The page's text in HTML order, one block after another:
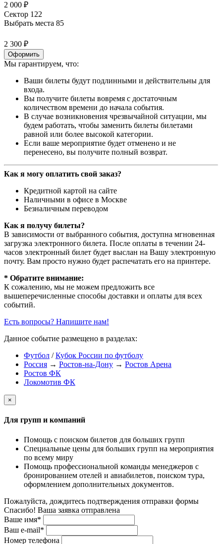
2 000 ₽
Сектор 122
Выбрать места 85
2 300 ₽
Оформить
Мы гарантируем, что:
Ваши билеты будут подлинными и действительны для
входа.
Вы получите билеты вовремя с достаточным
количеством времени до начала события.
В случае возникновения чрезвычайной ситуации, мы
будем работать, чтобы заменить билеты билетами
равной или более высокой категории.
Если ваше мероприятие будет отменено и не
перенесено, вы получите полный возврат.
Как я могу оплатить свой заказ?
Кредитной картой на сайте
Наличными в офисе в Москве
Безналичным переводом
Как я получу билеты?
В зависимости от выбранного события, доступна мгновенная
загрузка электронного билета. После оплаты в течении 24-
часов электронный билет будет выслан на Вашу электронную
почту. Вам просто нужно будет распечатать его на принтере.
* Обратите внимание:
К сожалению, мы не можем предложить все
вышеперечисленные способы доставки и оплаты для всех
событий.
Есть вопросы? Напишите нам!
Данное событие размещено в разделах:
Футбол /Кубок России по футболу
Россия → Ростов-на-Дону → Ростов Арена
Ростов ФК
Локомотив ФК
×
Для групп и компаний
Помощь с поиском билетов для больших групп
Специальные цены для больших групп на мероприятия
по всему миру
Помощь профессиональной команды менеджеров с
бронированием отелей и авиабилетов, поиском тура,
оформлением дополнительных документов.
Пожалуйста, дождитесь подтверждения отправки формы
Спасибо! Ваша заявка отправлена
Ваше имя*
Ваш e-mail*
Номер телефона